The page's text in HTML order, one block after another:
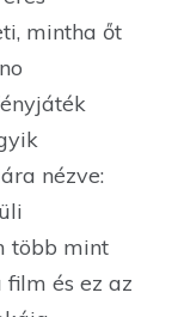
mintha őt
nézve:
több mint
és ez az